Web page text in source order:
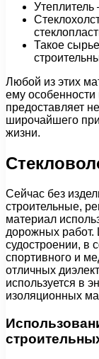
Утеплитель
Такое
Любой из этих
ему особенности
предоставляет
широчайшего
жизни.
Сейчас без
строительные,
материал
дорожных работ.
судостроении, в
спортивного и
отличных
используется в
изоляционных